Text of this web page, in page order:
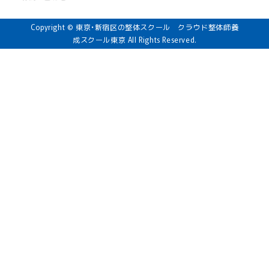
Copyright © 東京・新宿区の整体スクール クラウド整体師養
成スクール東京 All Rights Reserved.